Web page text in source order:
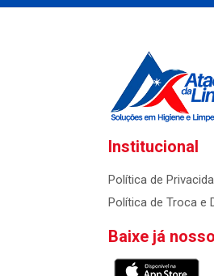
Institucional
Política de
Política de Troca e
Baixe já